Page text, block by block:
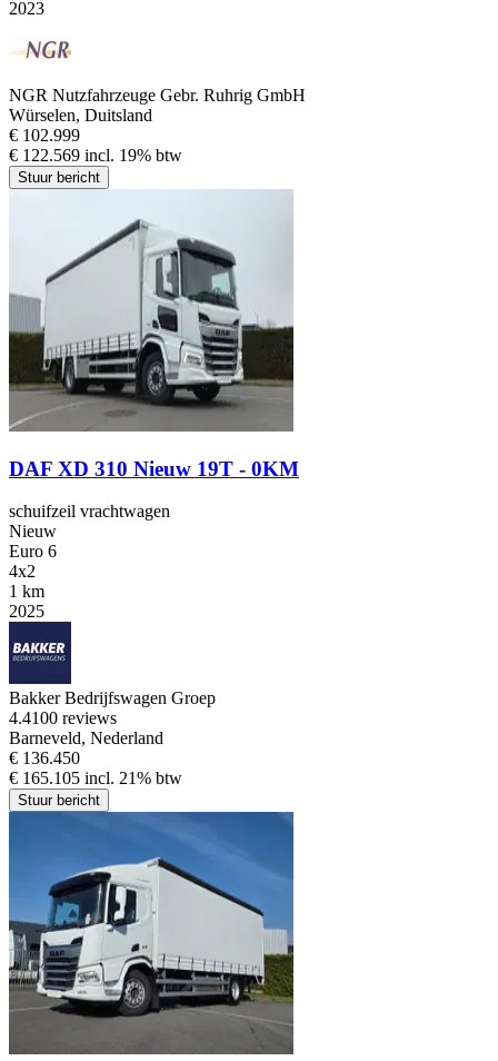
2023
NGR Nutzfahrzeuge Gebr. Ruhrig GmbH
Würselen, Duitsland
€ 102.999
€ 122.569 incl. 19% btw
Stuur bericht
DAF XD 310 Nieuw 19T - 0KM
schuifzeil vrachtwagen
Nieuw
Euro 6
4x2
1 km
2025
Bakker Bedrijfswagen Groep
4.4100 reviews
Barneveld, Nederland
€ 136.450
€ 165.105 incl. 21% btw
Stuur bericht